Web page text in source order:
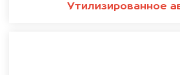
Утилизированное